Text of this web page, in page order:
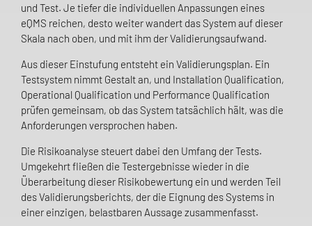
und Test. Je tiefer die individuellen Anpassungen eines
eQMS reichen, desto weiter wandert das System auf dieser
Skala nach oben, und mit ihm der Validierungsaufwand.
Aus dieser Einstufung entsteht ein Validierungsplan. Ein
Testsystem nimmt Gestalt an, und Installation Qualification,
Operational Qualification und Performance Qualification
prüfen gemeinsam, ob das System tatsächlich hält, was die
Anforderungen versprochen haben.
Die Risikoanalyse steuert dabei den Umfang der Tests.
Umgekehrt fließen die Testergebnisse wieder in die
Überarbeitung dieser Risikobewertung ein und werden Teil
des Validierungsberichts, der die Eignung des Systems in
einer einzigen, belastbaren Aussage zusammenfasst.